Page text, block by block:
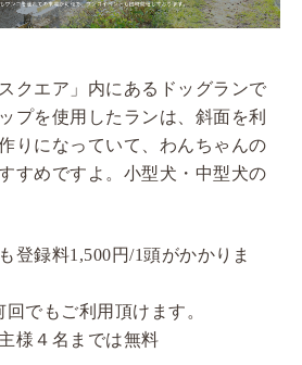
クエア」内にあるドッグランで
プを使用したランは、斜面を利
りになっていて、わんちゃんの
すめですよ。小型犬・中型犬の
登録料1,500円/1頭がかかりま
でもご利用頂けます。
様４名までは無料